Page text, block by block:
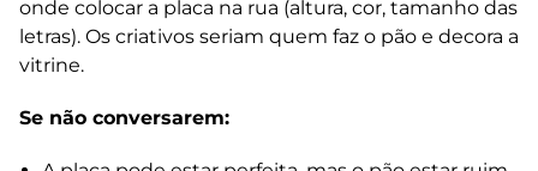
onde colocar a placa na rua (altura, cor, tamanho das
letras). Os criativos seriam quem faz o pão e decora a
vitrine.
Se não conversarem: